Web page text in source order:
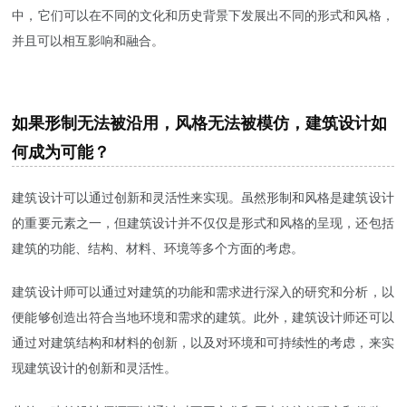
中，它们可以在不同的文化和历史背景下发展出不同的形式和风格，
并且可以相互影响和融合。
如果形制无法被沿用，风格无法被模仿，建筑设计如
何成为可能？
建筑设计可以通过创新和灵活性来实现。虽然形制和风格是建筑设计
的重要元素之一，但建筑设计并不仅仅是形式和风格的呈现，还包括
建筑的功能、结构、材料、环境等多个方面的考虑。
建筑设计师可以通过对建筑的功能和需求进行深入的研究和分析，以
便能够创造出符合当地环境和需求的建筑。此外，建筑设计师还可以
通过对建筑结构和材料的创新，以及对环境和可持续性的考虑，来实
现建筑设计的创新和灵活性。